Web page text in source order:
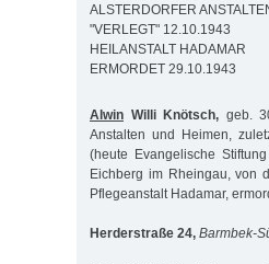
ALSTERDORFER
"VERLEGT" 12.10.1943
HEILANSTALT HADAMAR
ERMORDET 29.10.1943
Alwin Willi Knötsch, geb.
Anstalten und Heimen,
(heute Evangelische
Eichberg im Rheingau, von
Pflegeanstalt Hadamar,
Herderstraße 24, Barmbek-